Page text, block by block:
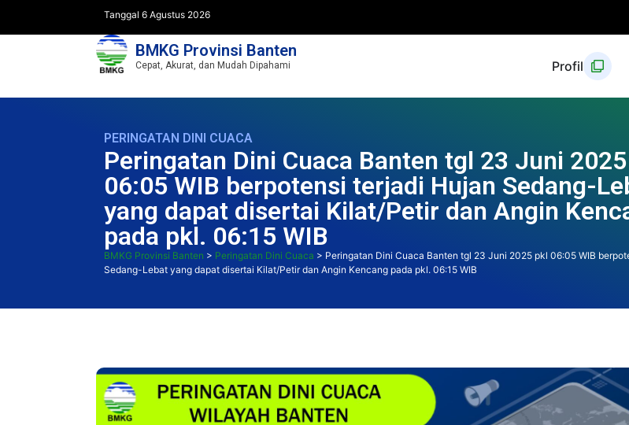
Tanggal 6 Agustus 2026
BMKG Provinsi Banten
Cepat, Akurat, dan Mudah Dipahami Profil
PERINGATAN DINI CUACA
Peringatan Dini Cuaca Banten tgl 23 Juni
06:05 WIB berpotensi terjadi Hujan Sedang-
yang dapat disertai Kilat/Petir dan Angin
pada pkl. 06:15 WIB
BMKG Provinsi Banten > Peringatan Dini Cuaca > Peringatan Dini Cuaca Banten tgl 23 Juni 2025 pkl 06:05 WIB
Sedang-Lebat yang dapat disertai Kilat/Petir dan Angin Kencang pada pkl. 06:15 WIB